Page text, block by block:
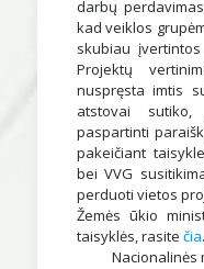
darbų
kad veiklos
skubiau
Projektų
nuspręsta imtis
atstovai
paspartinti
pakeičiant
bei VVG
perduoti vietos
Žemės ūkio
taisyklės, rasite čia.
Nacionalinės